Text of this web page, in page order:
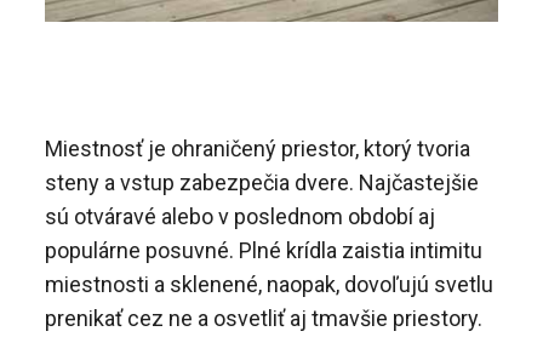
Miestnosť je ohraničený priestor, ktorý tvoria
steny a vstup zabezpečia dvere. Najčastejšie
sú otváravé alebo v poslednom období aj
populárne posuvné. Plné krídla zaistia intimitu
miestnosti a sklenené, naopak, dovoľujú svetlu
prenikať cez ne a osvetliť aj tmavšie priestory.